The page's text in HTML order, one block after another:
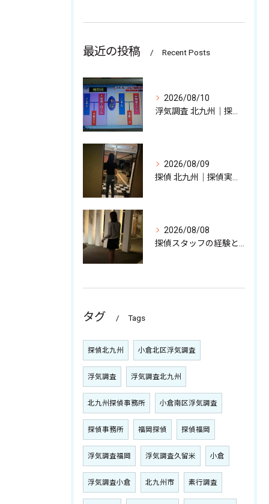
最近の投稿 Recent Posts
2026/08/10
浮気調査 北九州｜探偵歴25年の浮気調査技術紹介
2026/08/09
探偵 北九州｜探偵実務スタッフが語る調査の裏話
2026/08/08
探偵スタッフの経験と強みを少しだけ解説中
タグ Tags
探偵北九州 小倉北区浮気調査
浮気調査 浮気調査北九州
北九州探偵事務所 小倉南区浮気調査
探偵事務所 福岡探偵 探偵福岡
浮気調査福岡 浮気調査久留米 小倉
浮気調査小倉 北九州市 素行調査